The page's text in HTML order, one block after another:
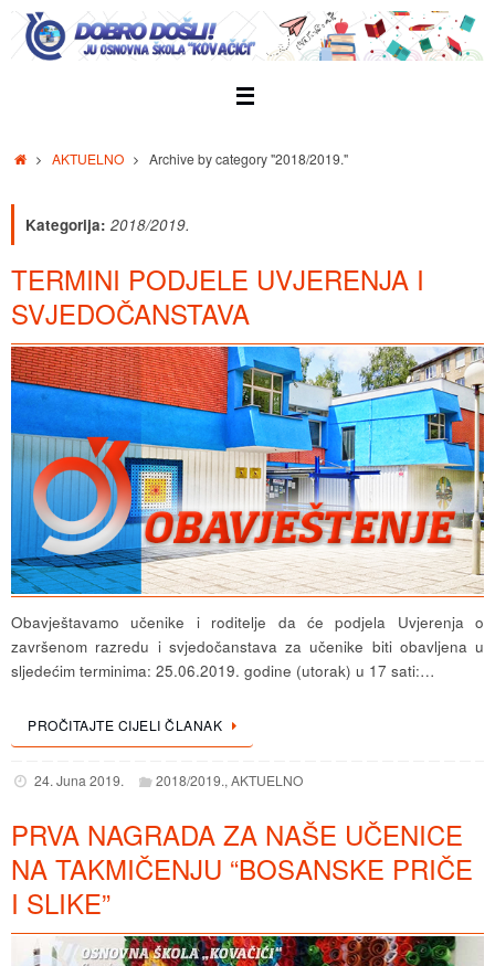
Skip
content
HomeAKTUELNO Archive by category "2018/2019."
Kategorija: 2018/2019.
TERMINI PODJELE UVJERENJA I
SVJEDOČANSTAVA
Obavještavamo učenike i roditelje da će podjela Uvjerenja o
završenom razredu i svjedočanstava za učenike biti obavljena u
sljedećim terminima: 25.06.2019. godine (utorak) u 17 sati:…
PROČITAJTE CIJELI ČLANAK
24. Juna 2019. 2018/2019.,AKTUELNO
PRVA NAGRADA ZA NAŠE UČENICE
NA TAKMIČENJU “BOSANSKE PRIČE
I SLIKE”